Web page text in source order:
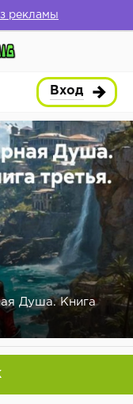
рекламы
Вход
Душа. Книга